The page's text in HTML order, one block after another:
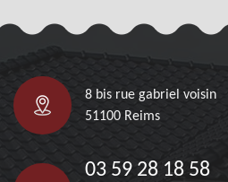
8 bis rue gabriel voisin
51100 Reims
03 59 28 18 58